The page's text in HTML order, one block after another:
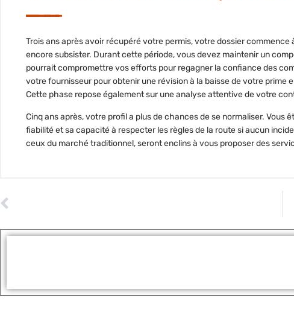
Trois ans après avoir récupéré votre permis, votre dossier commence
encore subsister. Durant cette période, vous devez maintenir un
pourrait compromettre vos efforts pour regagner la confiance des
votre fournisseur pour obtenir une révision à la baisse de votre
Cette phase repose également sur une analyse attentive de votre
Cinq ans après, votre profil a plus de chances de se normaliser. Vous
fiabilitéet sa capacité à respecter les règles de la route si aucun
ceux du marché traditionnel, seront enclins à vous proposer des